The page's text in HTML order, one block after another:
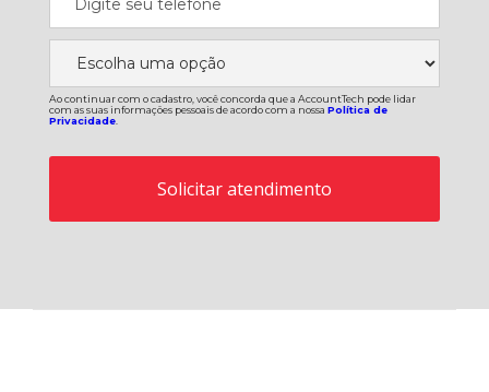
Ao continuar com o cadastro, você concorda que a AccountTech pode lidar
com as suas informações pessoais de acordo com a nossa Política de
Privacidade.